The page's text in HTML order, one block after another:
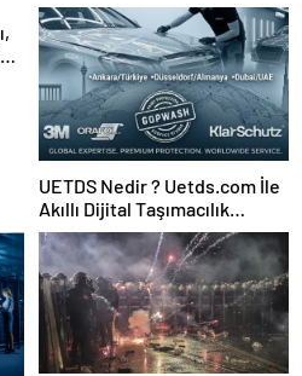
UETDS Nedir ? Uetds.com İle
Akıllı Dijital Taşımacılık
Yazılımı